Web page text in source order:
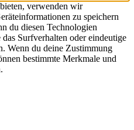
verwenden wir
zu speichern
du diesen Technologien
Surfverhalten oder eindeutige
Wenn du deine Zustimmung
bestimmte Merkmale und